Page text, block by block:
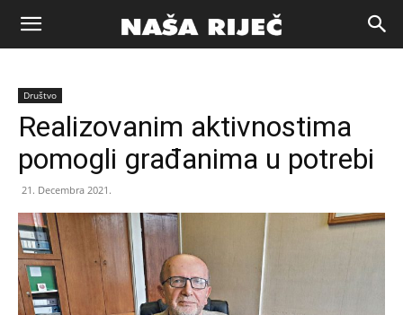
Naša
riječ
Zenica
Društvo
Realizovanim aktivnostima
pomogli građanima u potrebi
21. Decembra 2021.